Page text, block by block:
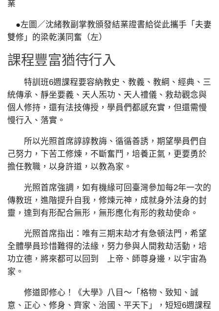
業
●左圖／沈緒教副掌教頒發結業證書給從此攜手「夫妻
雙修」的梁乾漢同奮（左）
課程豐富猶待行入
特訓班6週課程要容納教史、教義、教綱、經典、三
統傳承、靜坐要義、天人炁功、天人禮儀、救劫觀念與
個人修持，還有法技傳授，學員們都感充實，但還需慢
慢行入、落實。
所以光照首席諄諄教誨、循循善誘，期望學員們自
己努力，下苦工修煉，不斷奮鬥，培養正氣，更要勇於
擔任教職，以身許道，以教為家。
光照首席強調，如有機緣可回臺灣參加每2年一次的
傳教班，進階提升自我，修煉元神，成就身外法身的封
靈，達到有形配合無形，無形應化有形的救劫使命。
光照首席指出：唯有三期末劫才有急頓法門，希望
全體學員珍惜難得的法緣，努力參與人間救劫活動，培
功立德，將來都可以回到 上帝、師尊身邊，以宇宙為
家。
修道即修心！《大學》八目～「格物、致知、誠
意、正心、修身、齊家、治國、平天下」，短短6週課程